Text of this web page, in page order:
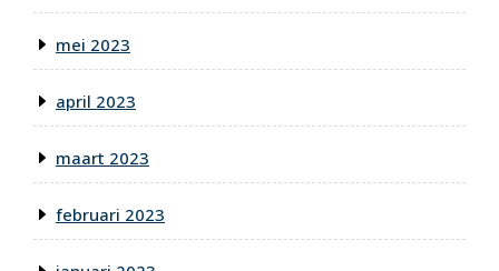
mei 2023
april 2023
maart 2023
februari 2023